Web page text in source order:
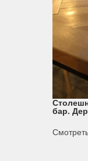
бар.